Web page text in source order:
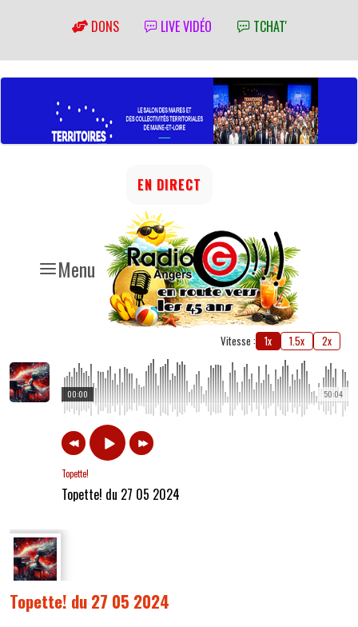
DONS LIVE VIDÉO TCHAT'
Menu
EN DIRECT
Vitesse : 1x 1.5x 2x
50:04
00:00
Topette!
Topette! du 27 05 2024
Topette! du 27 05 2024